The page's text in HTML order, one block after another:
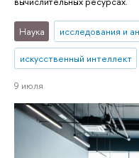
Наука исследования и
искусственный интеллект
9 июля